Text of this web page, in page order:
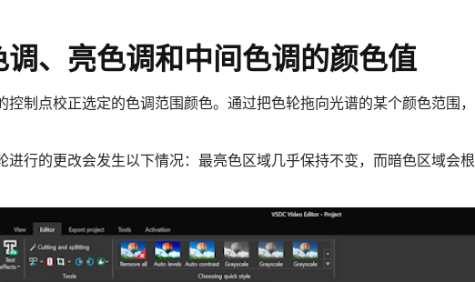
调、亮色调和中间色调的颜色值
控制点校正选定的色调范围颜色。通过把色轮拖向光谱的某个颜色范围
进行的更改会发生以下情况：最亮色区域几乎保持不变，而暗色区域会